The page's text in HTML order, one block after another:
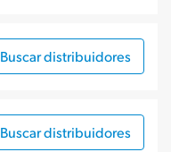
Buscar distribuidores
Buscar distribuidores